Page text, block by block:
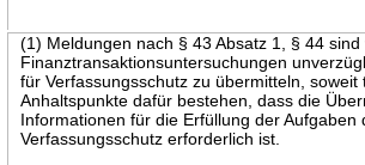
(1) Meldungen nach § 43 Absatz 1, § 44
Finanztransaktionsuntersuchungen
für Verfassungsschutz zu übermitteln, soweit
Anhaltspunkte dafür bestehen, dass die
Informationen für die Erfüllung der Aufgaben
Verfassungsschutz erforderlich ist.